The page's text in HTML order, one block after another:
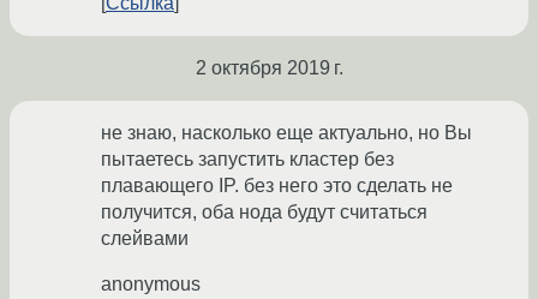
2 октября 2019 г.
не знаю, насколько еще актуально, но Вы
пытаетесь запустить кластер без
плавающего IP. без него это сделать не
получится, оба нода будут считаться
слейвами
anonymous